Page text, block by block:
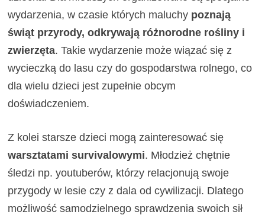
wydarzenia, w czasie których maluchy poznają
świąt przyrody, odkrywają różnorodne rośliny i
zwierzęta. Takie wydarzenie może wiązać się z
wycieczką do lasu czy do gospodarstwa rolnego, co
dla wielu dzieci jest zupełnie obcym
doświadczeniem.
Z kolei starsze dzieci mogą zainteresować się
warsztatami survivalowymi. Młodzież chętnie
śledzi np. youtuberów, którzy relacjonują swoje
przygody w lesie czy z dala od cywilizacji. Dlatego
możliwość samodzielnego sprawdzenia swoich sił